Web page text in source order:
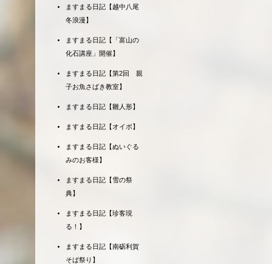
ますまる日記【越中八尾
冬浪漫】
ますまる日記【「富山の
化石講座」開催】
ますまる日記【第2回 親
子お魚さばき教室】
ますまる日記【雛人形】
ますまる日記【オイボ】
ますまる日記【ぬいぐる
みのお客様】
ますまる日記【雪の祭
典】
ますまる日記【珍客現
る！】
ますまる日記【南砺利賀
そば祭り】